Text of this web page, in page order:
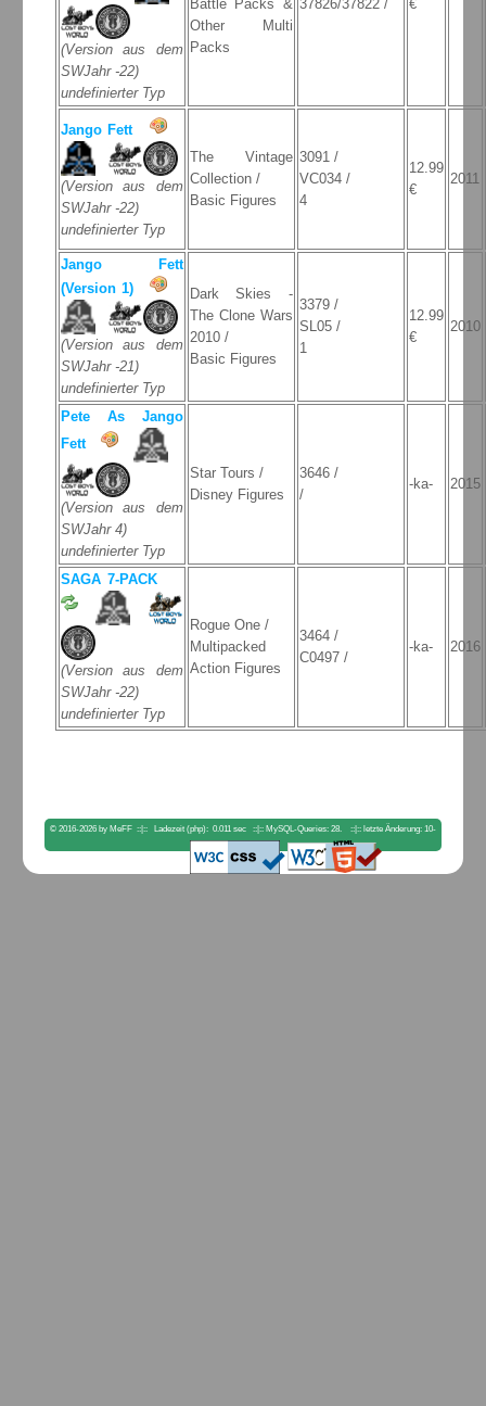
(Version aus dem
SWJahr -22)
undefinierter Typ
Battle Packs &
Other Multi
Packs
37826/37822 /
€
Jango Fett
(Version aus dem
SWJahr -22)
undefinierter Typ
The Vintage
Collection /
Basic Figures
3091 /
VC034 /
4
12.99
€
2011
Jango Fett
(Version 1)
(Version aus dem
SWJahr -21)
undefinierter Typ
Dark Skies -
The Clone Wars
2010 /
Basic Figures
3379 /
SL05 /
1
12.99
€
2010
Pete As Jango
Fett
(Version aus dem
SWJahr 4)
undefinierter Typ
Star Tours /
Disney Figures
3646 /
/
-ka- 2015
SAGA 7-PACK
(Version aus dem
SWJahr -22)
undefinierter Typ
Rogue One /
Multipacked
Action Figures
3464 /
C0497 /
-ka- 2016
© 2016-2026 by MeFF ::|:: Ladezeit (php): 0.011 sec ::|:: MySQL-Queries: 28. ::|:: letzte Änderung: 10-